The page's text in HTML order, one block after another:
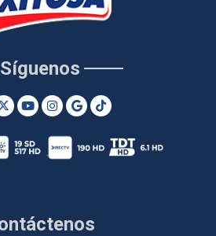
Síguenos